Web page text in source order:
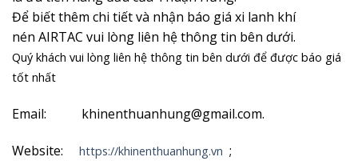
Để biết thêm chi tiết và nhận báo giá xi lanh khí
nén AIRTAC vui lòng liên hệ thông tin bên dưới.
Quý khách vui lòng liên hệ thông tin bên dưới để được báo giá
tốt nhất
Email: khinenthuanhung@gmail.com.
Website: https://khinenthuanhung.vn ;